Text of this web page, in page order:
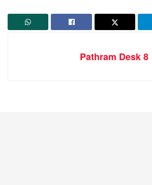
Pathram Desk 8